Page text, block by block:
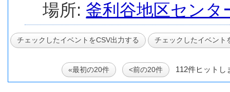
場所: 釜利谷地区センタ
«最初の20件 <前の20件 112件ヒットし